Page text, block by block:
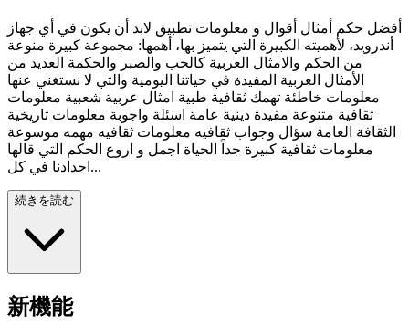
أفضل حكم أمثال أقوال و معلومات تطبيق لابد أن يكون في أي جهاز
أندرويد، لأهميته الكبيرة التي يتميز بها، أهمها: مجموعة كبيرة منوعة
من الحكم والامثال العربية كالحب والصبر والحكمة العديد من
الأمثال العربية المفيدة في حياتنا اليومية والتي لا نستغني عنها
معلومات خاطئة تهمك ثقافية طبية امثال عربية شعبية معلومات
ثقافية متنوعة مفيدة دينية عامة اسئلة واجوبة معلومات تاريخية
الثقافة العامة سؤال وجواب ثقافيه معلومات ثقافيه مهمه موسوعة
معلومات ثقافية كبيرة جداً الحياة اجمل و اروع الحكم التي قالها
اجدادنا في كل...
続きを読む
新機能